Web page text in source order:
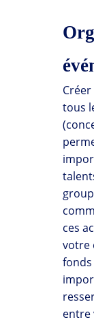
tous
ces
votre
fonds
entre